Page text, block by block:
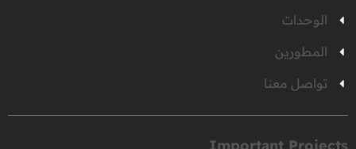
الوحدات
المطورين
تواصل معنا